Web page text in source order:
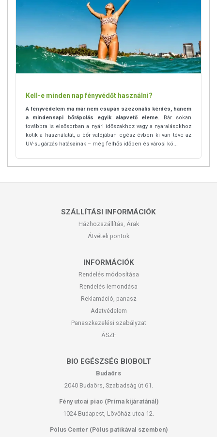
Kell-e minden nap fényvédőt használni?
A fényvédelem ma már nem csupán szezonális kérdés, hanem
a mindennapi bőrápolás egyik alapvető eleme.
Bár sokan
továbbra is elsősorban a nyári időszakhoz vagy a nyaralásokhoz
kötik a használatát, a bőr valójában egész évben ki van téve az
UV-sugárzás hatásainak – még felhős időben és városi kö...
SZÁLLÍTÁSI INFORMÁCIÓK
Házhozszállítás, Árak
Átvételi pontok
INFORMÁCIÓK
Rendelés módosítása
Rendelés lemondása
Reklamáció, panasz
Adatvédelem
Panaszkezelési szabályzat
ÁSZF
BIO EGÉSZSÉG BIOBOLT
Budaörs
2040 Budaörs, Szabadság út 61.
Fény utcai piac (Príma kijáratánál)
1024 Budapest, Lövőház utca 12.
Pólus Center (Pólus patikával szemben)